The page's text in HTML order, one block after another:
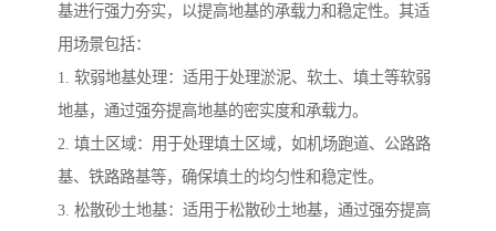
基进行强力夯实，以提高地基的承载力和稳定性。其适
用场景包括：
1. 软弱地基处理：适用于处理淤泥、软土、填土等软弱
地基，通过强夯提高地基的密实度和承载力。
2. 填土区域：用于处理填土区域，如机场跑道、公路路
基、铁路路基等，确保填土的均匀性和稳定性。
3. 松散砂土地基：适用于松散砂土地基，通过强夯提高